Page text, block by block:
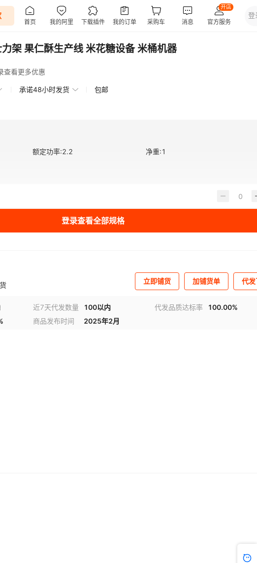
架 果仁酥生产线 米花糖设备 米桶机器
查看更多优惠
承诺48小时发货 包邮
额定功率:2.2 净重:1
登录查看全部规格
立即铺货 加铺货单 代
近7天代发数量 100以内 代发品质达标率
100.00%
商品发布时间 2025年2月